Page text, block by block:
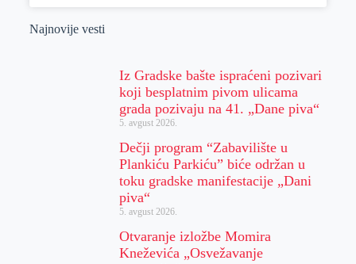
Najnovije vesti
Iz Gradske bašte ispraćeni pozivari
koji besplatnim pivom ulicama
grada pozivaju na 41. „Dane piva“
5. avgust 2026.
Dečji program “Zabavilište u
Plankiću Parkiću” biće održan u
toku gradske manifestacije „Dani
piva“
5. avgust 2026.
Otvaranje izložbe Momira
Kneževića „Osvežavanje